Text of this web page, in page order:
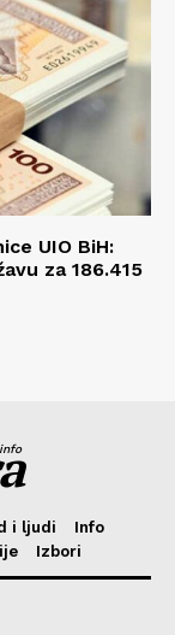
UIO BiH:
za 186.415
info
i ljudi
Info
Izbori